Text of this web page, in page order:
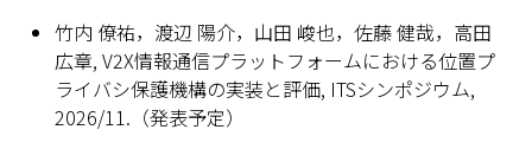
竹内 僚祐，渡辺 陽介，山田 峻也，佐藤 健哉，高田
広章, V2X情報通信プラットフォームにおける位置プ
ライバシ保護機構の実装と評価, ITSシンポジウム,
2026/11.（発表予定）